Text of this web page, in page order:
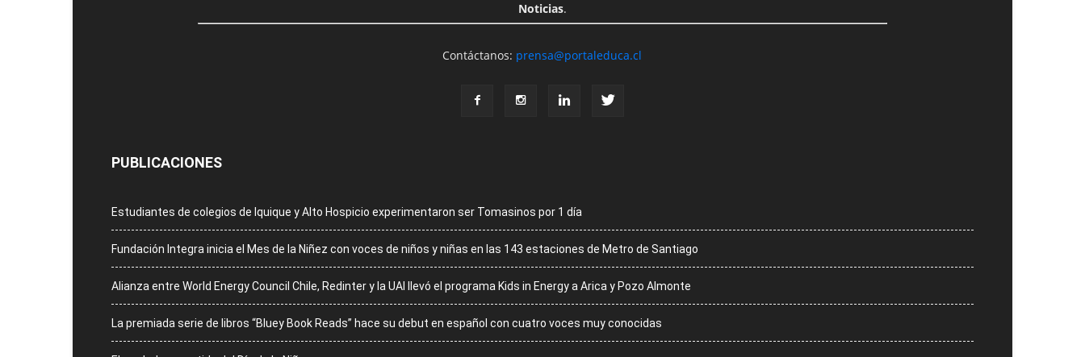
Noticias.
Contáctanos: prensa@portaleduca.cl
PUBLICACIONES
Estudiantes de colegios de Iquique y Alto Hospicio experimentaron ser Tomasinos por 1 día
Fundación Integra inicia el Mes de la Niñez con voces de niños y niñas en las 143 estaciones de Metro de Santiago
Alianza entre World Energy Council Chile, Redinter y la UAI llevó el programa Kids in Energy a Arica y Pozo Almonte
La premiada serie de libros “Bluey Book Reads” hace su debut en español con cuatro voces muy conocidas